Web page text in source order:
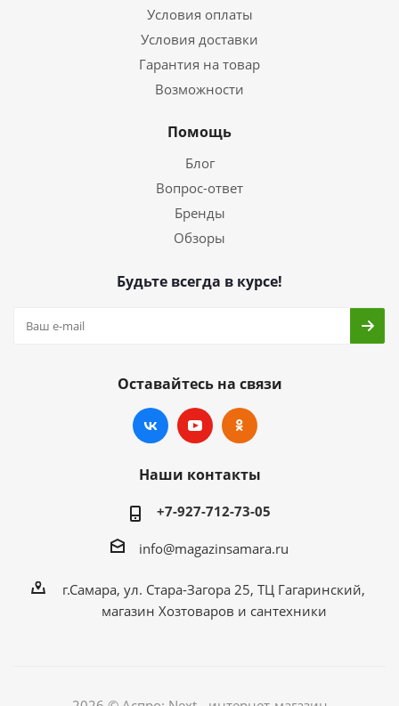
Условия оплаты
Условия доставки
Гарантия на товар
Возможности
Помощь
Блог
Вопрос-ответ
Бренды
Обзоры
Будьте всегда в курсе!
Оставайтесь на связи
Наши контакты
+7-927-712-73-05
info@magazinsamara.ru
г.Самара, ул. Стара-Загора 25, ТЦ Гагаринский,
магазин Хозтоваров и сантехники